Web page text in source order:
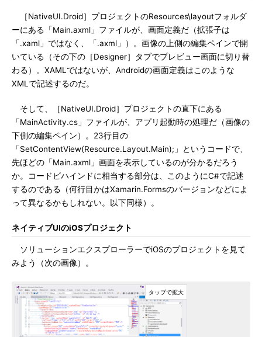
［NativeUI.Droid］プロジェクトのResources\layoutフォルダ
ーにある「Main.axml」ファイルが、画面定義だ（拡張子は
「.xaml」ではなく、「.axml」）。画像の上側の編集ペインで開
いている（その下の［Designer］タブでプレビュー画面に切り替
わる）。XAMLではないが、Androidの画面定義はこのような
XMLで記述するのだ。
そして、［NativeUI.Droid］プロジェクトの直下にある
「MainActivity.cs」ファイルが、アプリ起動時の処理だ（画像の
下側の編集ペイン）。23行目の
「SetContentView(Resource.Layout.Main);」というコードで、
先ほどの「Main.axml」画面を表示しているのが分かるだろう
か。コードビハインドに相当する部分は、このようにC#で記述
するのである（何行目かはXamarin.Formsのバージョンなどによ
って異なるかもしれない。以下同様）。
ネイティブUIのiOSプロジェクト
ソリューションエクスプローラーでiOSのプロジェクトを見て
みよう（次の画像）。